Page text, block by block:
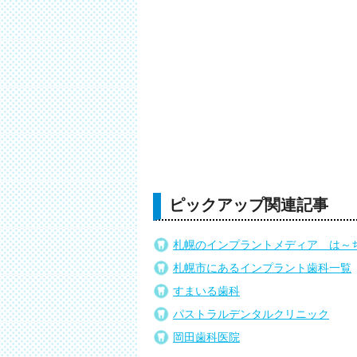
ピックアップ関連記事
札幌のインプラントメディア は～
札幌市にあるインプラント歯科一覧
すまいる歯科
パストラルデンタルクリニック
岡田歯科医院